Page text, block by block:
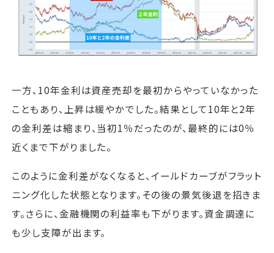
一方、10年金利は資産売却を最初からやっていなかった
こともあり、上昇は緩やかでした。結果として10年と2年
の金利差は縮まり、当初1％だったのが、最終的には0％
近くまで下がりました。
このように金利差がなくなると、イールドカーブがフラット
ニング化した状態となります。その後の景気後退を招きま
す。さらに、金融機関の利益率も下がります。資金調達に
も少し支障が出ます。